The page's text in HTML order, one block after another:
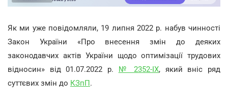
Як ми уже повідомляли, 19 липня 2022 р. набув чинності
Закон України «Про внесення змін до деяких
законодавчих актів України щодо оптимізації трудових
відносин» від 01.07.2022 р. № 2352-IX, який вніс ряд
суттєвих змін до КЗпП.